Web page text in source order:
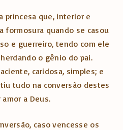
princesa que, interior e
formosura quando se casou
e guerreiro, tendo com ele
o gênio do pai.
caridosa, simples; e
tudo na conversão destes
a Deus.
caso vencesse os